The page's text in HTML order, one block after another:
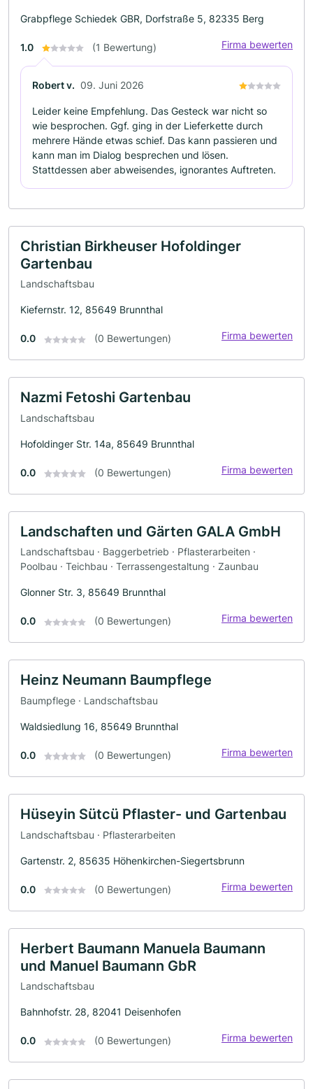
Grabpflege Schiedek GBR, Dorfstraße 5, 82335 Berg
1.0 (1 Bewertung) Firma bewerten
Robert v. 09. Juni 2026
Leider keine Empfehlung. Das Gesteck war nicht so
wie besprochen. Ggf. ging in der Lieferkette durch
mehrere Hände etwas schief. Das kann passieren und
kann man im Dialog besprechen und lösen.
Stattdessen aber abweisendes, ignorantes Auftreten.
Christian Birkheuser Hofoldinger
Gartenbau
Landschaftsbau
Kiefernstr. 12, 85649 Brunnthal
0.0 (0 Bewertungen) Firma bewerten
Nazmi Fetoshi Gartenbau
Landschaftsbau
Hofoldinger Str. 14a, 85649 Brunnthal
0.0 (0 Bewertungen) Firma bewerten
Landschaften und Gärten GALA GmbH
Landschaftsbau · Baggerbetrieb · Pflasterarbeiten ·
Poolbau · Teichbau · Terrassengestaltung · Zaunbau
Glonner Str. 3, 85649 Brunnthal
0.0 (0 Bewertungen) Firma bewerten
Heinz Neumann Baumpflege
Baumpflege · Landschaftsbau
Waldsiedlung 16, 85649 Brunnthal
0.0 (0 Bewertungen) Firma bewerten
Hüseyin Sütcü Pflaster- und Gartenbau
Landschaftsbau · Pflasterarbeiten
Gartenstr. 2, 85635 Höhenkirchen-Siegertsbrunn
0.0 (0 Bewertungen) Firma bewerten
Herbert Baumann Manuela Baumann
und Manuel Baumann GbR
Landschaftsbau
Bahnhofstr. 28, 82041 Deisenhofen
0.0 (0 Bewertungen) Firma bewerten